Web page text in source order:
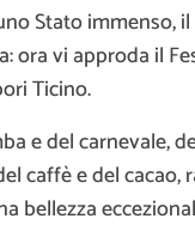
Stato immenso,
ora vi approda il
Ticino.
e del carnevale,
caffè e del cacao,
bellezza